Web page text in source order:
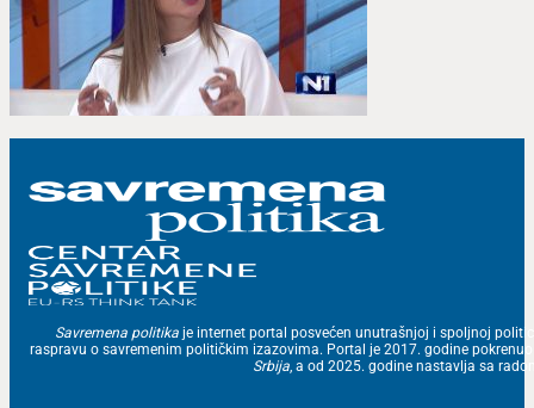
Savremena politika je internet portal posvećen unutrašnjoj i spoljnoj
raspravu o savremenim političkim izazovima. Portal je 2017. godine
Srbija, a od 2025. godine nastavlja sa